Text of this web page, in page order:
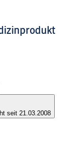
seit 21.03.2008